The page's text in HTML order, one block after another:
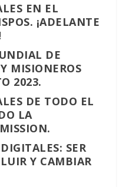
EN EL
¡ADELANTE
DE
MISIONEROS
2023.
DE TODO EL
LA
SER
Y CAMBIAR